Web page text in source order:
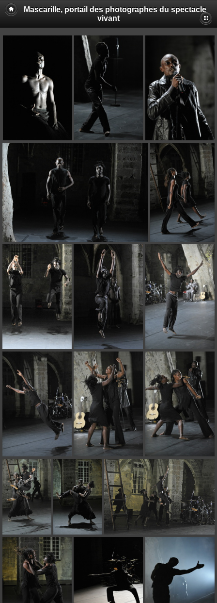
Mascarille, portail des photographes du spectacle
vivant